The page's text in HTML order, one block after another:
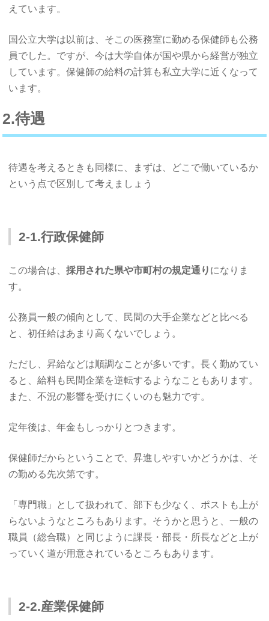
えています。
国公立大学は以前は、そこの医務室に勤める保健師も公務
員でした。ですが、今は大学自体が国や県から経営が独立
しています。保健師の給料の計算も私立大学に近くなって
います。
2.待遇
待遇を考えるときも同様に、まずは、どこで働いているか
という点で区別して考えましょう
2-1.行政保健師
この場合は、採用された県や市町村の規定通り になりま
す。
公務員一般の傾向として、民間の大手企業などと比べる
と、初任給はあまり高くないでしょう。
ただし、昇給などは順調なことが多いです。長く勤めてい
ると、給料も民間企業を逆転するようなこともあります。
また、不況の影響を受けにくいのも魅力です。
定年後は、年金もしっかりとつきます。
保健師だからということで、昇進しやすいかどうかは、そ
の勤める先次第です。
「専門職」として扱われて、部下も少なく、ポストも上が
らないようなところもあります。そうかと思うと、一般の
職員（総合職）と同じように課長・部長・所長などと上が
っていく道が用意されているところもあります。
2-2.産業保健師